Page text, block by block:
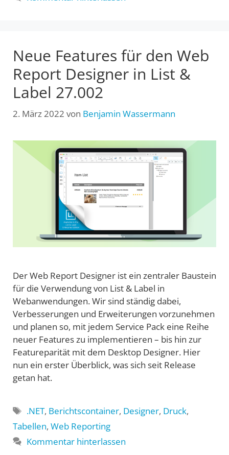
Neue Features für den Web
Report Designer in List &
Label 27.002
2. März 2022 von Benjamin Wassermann
Der Web Report Designer ist ein zentraler Baustein
für die Verwendung von List & Label in
Webanwendungen. Wir sind ständig dabei,
Verbesserungen und Erweiterungen vorzunehmen
und planen so, mit jedem Service Pack eine Reihe
neuer Features zu implementieren – bis hin zur
Featureparität mit dem Desktop Designer. Hier
nun ein erster Überblick, was sich seit Release
getan hat.
Schlagwörter
.NET, Berichtscontainer, Designer, Druck,
Tabellen, Web Reporting
Kommentar hinterlassen